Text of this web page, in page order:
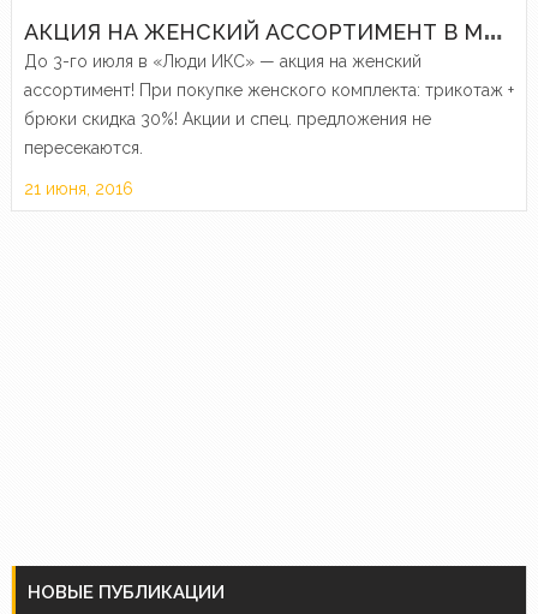
А
КЦИЯ НА ЖЕНСКИЙ АССОРТИМЕНТ В МАГАЗИНЕ «ЛЮДИ ИКС»
До 3-го июля в «Люди ИКС» — акция на женский
ассортимент! При покупке женского комплекта: трикотаж +
брюки скидка 30%! Акции и спец. предложения не
пересекаются.
21 июня, 2016
НОВЫЕ ПУБЛИКАЦИИ